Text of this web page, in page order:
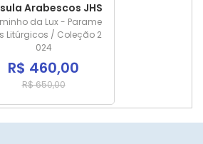
Arabescos JHS
da Lux - Parame
Litúrgicos / Coleção 2
024
R$ 460,00
R$ 650,00